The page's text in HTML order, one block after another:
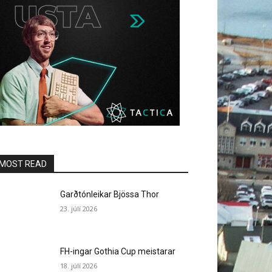
READ
Garðtónleikar Bjössa Thor
23. júlí 2026
FH-ingar Gothia Cup meistarar
18. júlí 2026